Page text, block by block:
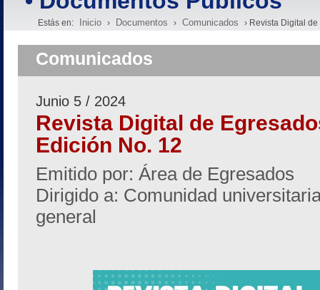
Estás en: Inicio › Documentos › Comunicados › Revista Digital
Comunicados
Junio 5 / 2024
Revista Digital de
Edición No. 12
Emitido por: Área de Egresados
Dirigido a: Comunidad
general